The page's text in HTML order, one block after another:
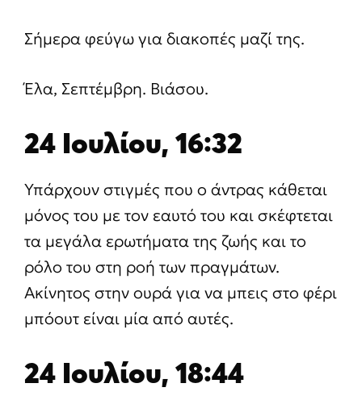
Σήμερα φεύγω για διακοπές μαζί της.
Έλα, Σεπτέμβρη. Βιάσου.
24 Ιουλίου, 16:32
Υπάρχουν στιγμές που ο άντρας κάθεται
μόνος του με τον εαυτό του και σκέφτεται
τα μεγάλα ερωτήματα της ζωής και το
ρόλο του στη ροή των πραγμάτων.
Ακίνητος στην ουρά για να μπεις στο φέρι
μπόουτ είναι μία από αυτές.
24 Ιουλίου, 18:44